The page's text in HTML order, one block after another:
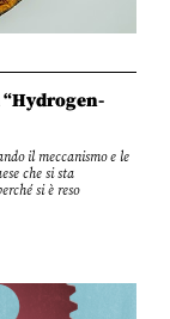
il meccanismo e le
che si sta
si è reso